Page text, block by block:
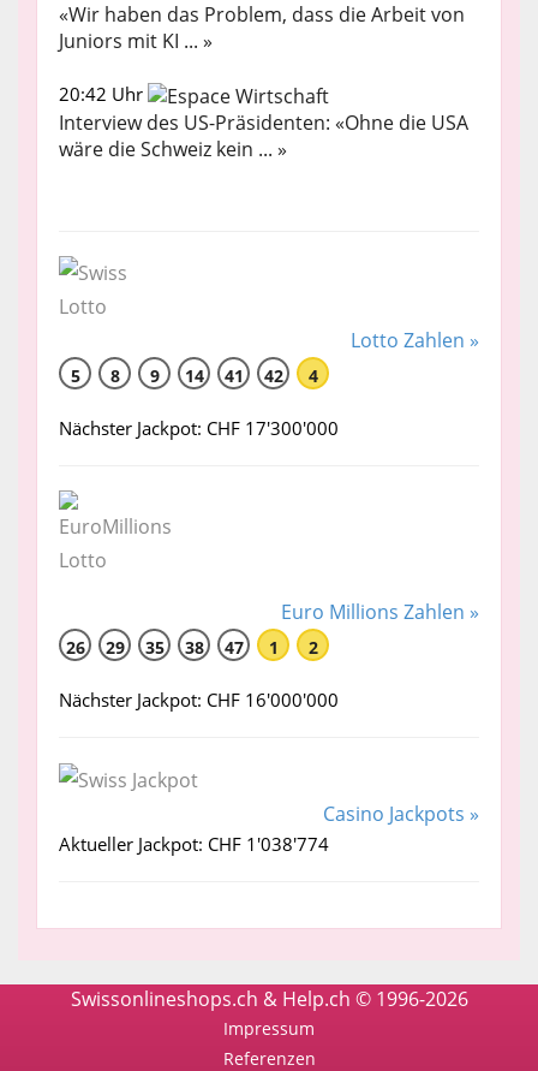
«Wir haben das Problem, dass die Arbeit von
Juniors mit KI ... »
20:42 Uhr
Interview des US-Präsidenten: «Ohne die USA
wäre die Schweiz kein ... »
Lotto Zahlen »
5 8 9 14 41 42 4
Nächster Jackpot: CHF 17'300'000
Euro Millions Zahlen »
26 29 35 38 47 1 2
Nächster Jackpot: CHF 16'000'000
Casino Jackpots »
Aktueller Jackpot: CHF 1'038'774
Swissonlineshops.ch & Help.ch © 1996-2026
Impressum
Referenzen